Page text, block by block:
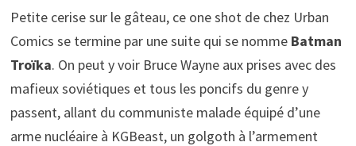
Petite cerise sur le gâteau, ce one shot de chez Urban
Comics se termine par une suite qui se nomme Batman
Troïka. On peut y voir Bruce Wayne aux prises avec des
mafieux soviétiques et tous les poncifs du genre y
passent, allant du communiste malade équipé d’une
arme nucléaire à KGBeast, un golgoth à l’armement